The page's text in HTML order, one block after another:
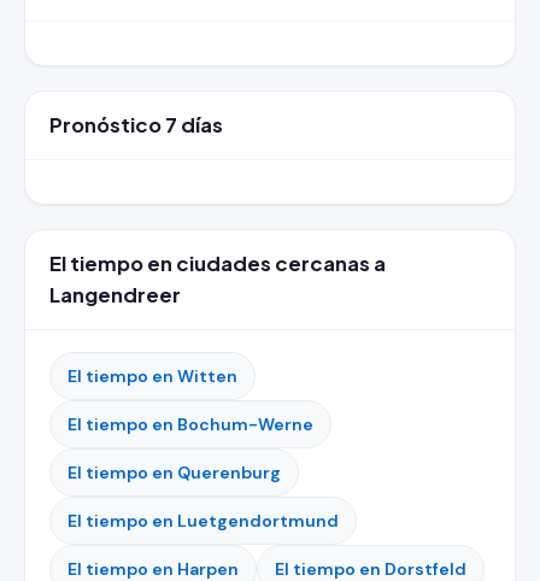
Pronóstico 7 días
El tiempo en ciudades cercanas a
Langendreer
El tiempo en Witten
El tiempo en Bochum-Werne
El tiempo en Querenburg
El tiempo en Luetgendortmund
El tiempo en Harpen El tiempo en Dorstfeld